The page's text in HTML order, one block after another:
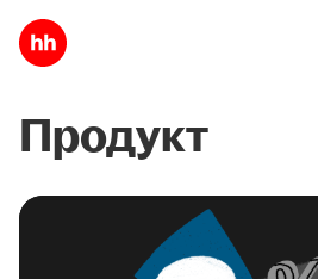
Продукт